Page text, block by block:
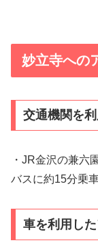
妙立寺への
交通機関を
・JR金沢の兼
バスに約15分乗
車を利用し